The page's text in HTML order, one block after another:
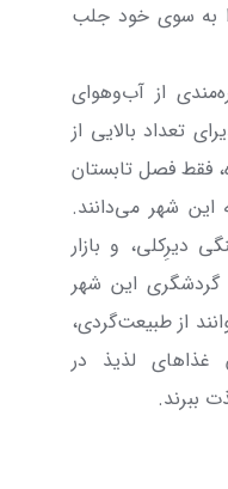
به سوی خود جلب
از آب‌و‌هوای
تعداد بالایی از
فقط فصل تابستان
این شهر می‌دانند.
دیرِکلی، و بازار
گردشگری این شهر
از طبیعت‌گردی،
غذاهای لذیذ در
ببرند.